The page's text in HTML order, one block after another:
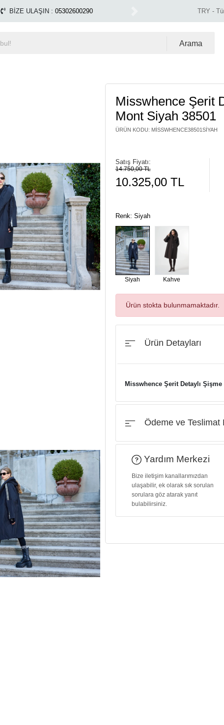
Tüm Alışverişlerinizde Kargo Ücretsiz! Miss
1500 TL ÜZERİ ÜCRETSİZ KARGO TRY -
Arama
Misswhence Şerit
Mont Siyah 38501
ÜRÜN KODU: MISSWHENCE38501SIYAH
Satış Fiyatı:
14.750,00 TL
10.325,00 TL
Renk: Siyah
Siyah Kahve
Ürün stokta bulunmamaktadır.
Ürün Detayları
Misswhence Şerit Detaylı
Ödeme ve Teslimat
Yardım Merkezi
Bize iletişim kanallarımızdan
ulaşabilir, ek olarak sık sorulan
sorulara göz atarak yanıt
bulabilirsiniz.